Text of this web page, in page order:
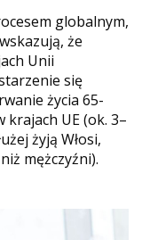
globalnym,
że
Unii
się
życia 65-
UE (ok. 3–
żyją Włosi,
mężczyźni).